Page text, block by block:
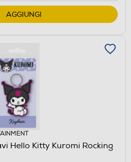
AGGIUNGI
Hello Kitty Kuromi Rocking